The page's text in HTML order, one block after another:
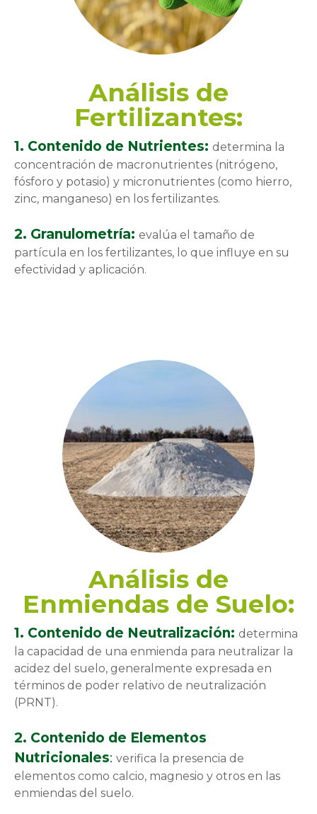
Análisis de
Fertilizantes:
1. Contenido de Nutrientes: determina la
concentración de macronutrientes (nitrógeno,
fósforo y potasio) y micronutrientes (como hierro,
zinc, manganeso) en los fertilizantes.
2. Granulometría: evalúa el tamaño de
partícula en los fertilizantes, lo que influye en su
efectividad y aplicación.
Análisis de
Enmiendas de Suelo:
1. Contenido de Neutralización: determina
la capacidad de una enmienda para neutralizar la
acidez del suelo, generalmente expresada en
términos de poder relativo de neutralización
(PRNT).
2. Contenido de Elementos
Nutricionales: verifica la presencia de
elementos como calcio, magnesio y otros en las
enmiendas del suelo.